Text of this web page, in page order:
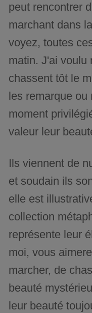
peut rencontrer
marchant dans
voyez, toutes
matin. J'ai voulu
chassent tôt le
les remarque
moment
valeur leur
Ils viennent de
et soudain ils
elle est
collection
représente leur
moi, vous
marcher, de
beauté
leur beauté